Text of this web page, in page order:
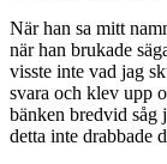
När han sa mitt
när han brukade
visste inte vad jag
svara och klev upp
bänken bredvid såg
detta inte drabbade